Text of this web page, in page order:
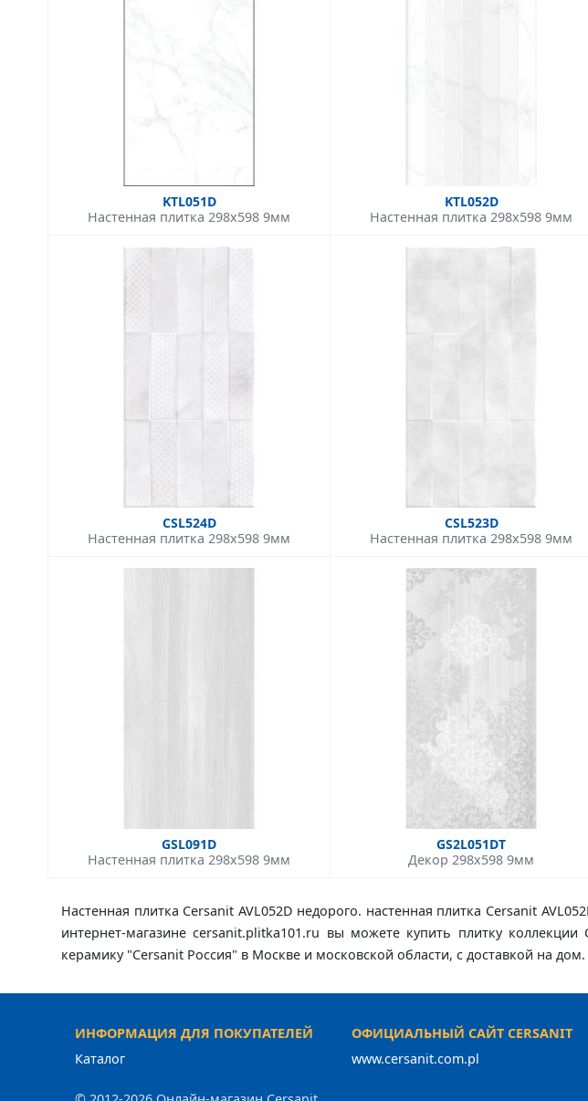
KTL051D
Настенная плитка 298x598 9мм
KTL052D
Настенная плитка 298x598 9мм
CSL524D
Настенная плитка 298x598 9мм
CSL523D
Настенная плитка 298x598 9мм
GSL091D
Настенная плитка 298x598 9мм
GS2L051DT
Декор 298x598 9мм
Настенная плитка Cersanit AVL052D недорого. настенная плитка Cersanit
интернет-магазине cersanit.plitka101.ru вы можете купить плитку
керамику "Cersanit Россия" в Москве и московской области, с доставкой на
ИНФОРМАЦИЯ ДЛЯ ПОКУПАТЕЛЕЙ
Каталог
ОФИЦИАЛЬНЫЙ САЙТ CERSANIT
www.cersanit.com.pl